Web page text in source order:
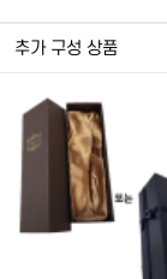
추가 구성 상품